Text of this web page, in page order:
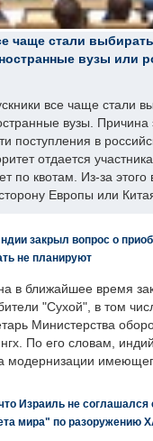
чаще стали
вузы или
все чаще стали
вузы. Причина
поступления в
отдается
по квотам. Из-за этого
Европы или
закрыл вопрос о
не планируют
в ближайшее время
"Сухой", в том
Министерства
По его словам,
модернизации
Израиль не соглашался
мира" по разоружению